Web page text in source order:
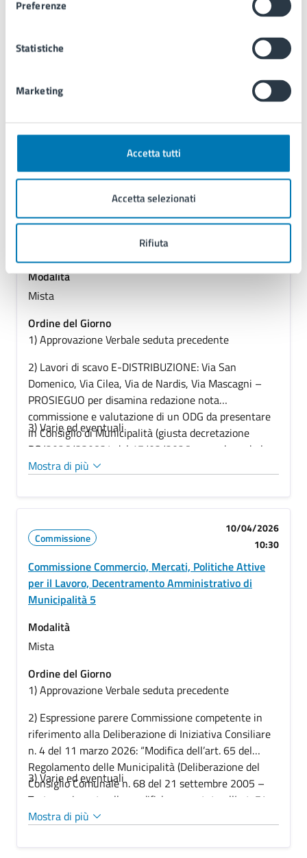
Preferenze
Statistiche
Marketing
Accetta tutti
Accetta selezionati
Rifiuta
Mista
1) Approvazione Verbale seduta precedente
2) PG/2026/330834: Confronti Intergenerazionali 3°
Edizione, definizione dei luoghi e dei relatori
Modalità
Mista
Ordine del Giorno
1) Approvazione Verbale seduta precedente
2) Lavori di scavo E-DISTRIBUZIONE: Via San
Domenico, Via Cilea, Via de Nardis, Via Mascagni –
PROSIEGUO per disamina redazione nota
commissione e valutazione di un ODG da presentare
in Consiglio di Municipalità (giusta decretazione
PG/2026/330834 del 17/03/2026 come da verbale
della Conferenza dei Gruppi Consiliari del
3) Varie ed eventuali
Mostra di più
Commissione
10/04/2026
10:30
Commissione Commercio, Mercati, Politiche Attive
per il Lavoro, Decentramento Amministrativo di
Municipalità 5
Modalità
Mista
Ordine del Giorno
1) Approvazione Verbale seduta precedente
2) Espressione parere Commissione competente in
riferimento alla Deliberazione di Iniziativa Consiliare
n. 4 del 11 marzo 2026: “Modifica dell’art. 65 del
Regolamento delle Municipalità (Deliberazione del
Consiglio Comunale n. 68 del 21 settembre 2005 –
Testo aggiornato alle modifiche apportate all’art. 74
con deliberazione di C.C. n. 47/2006, all’art. 23
C.C. n. 20/2006) – convocazione ai sensi dell’art. 65
3) Varie ed eventuali
Mostra di più